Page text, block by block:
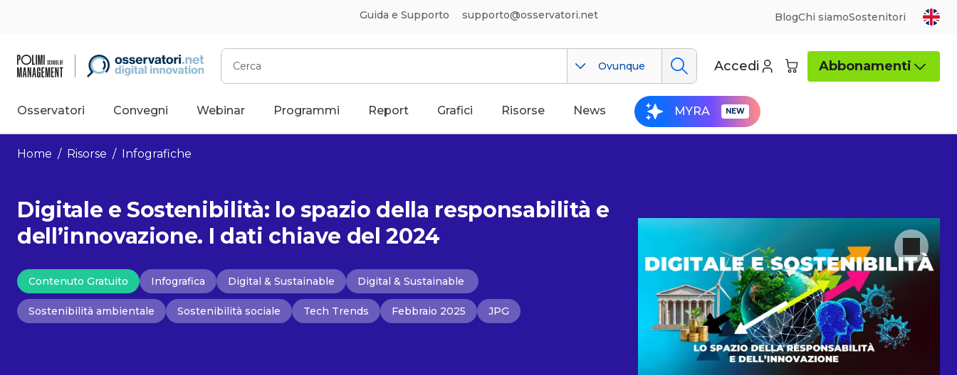
Guida e Supporto supporto@osservatori.net BlogChi siamoSostenitori
Cerca
Ovunque Accedi Abbonamenti
Osservatori Convegni Webinar Programmi Report Grafici Risorse News MYRA
Home / Risorse / Infografiche
Digitale e Sostenibilità: lo spazio della responsabilità e
dell’innovazione. I dati chiave del 2024
Contenuto Gratuito Infografica Digital & Sustainable Digital & Sustainable
Sostenibilità ambientale Sostenibilità sociale Tech Trends Febbraio 2025 JPG